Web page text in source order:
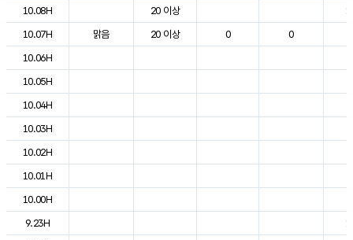
10.08H
20 이상
10.07H
맑음 20 이상 0 0
10.06H
10.05H
10.04H
10.03H
10.02H
10.01H
10.00H
9.23H